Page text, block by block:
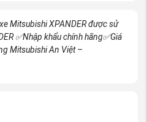
Mitsubishi XPANDER được sử
✅Nhập khẩu chính hãng✅Giá
Mitsubishi An Việt –